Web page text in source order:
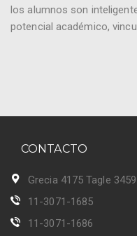
los alumnos son
potencial académico,
CONTACTO
Grecia 4175 Tagle
11-3071-1685
11-3071-1686